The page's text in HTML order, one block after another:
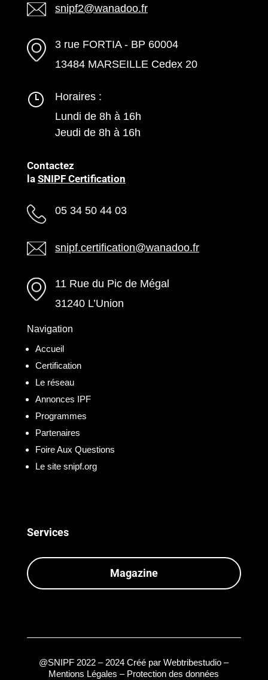
snipf2@wanadoo.fr
3 rue FORTIA - BP 60004
13484 MARSEILLE Cedex 20
Horaires :
Lundi de 8h à 16h
Jeudi de 8h à 16h
Contactez
la SNIPF Certification
05 34 50 44 03
snipf.certification@wanadoo.fr
11 Rue du Pic de Mégal
31240 L’Union
Navigation
Accueil
Certification
Le réseau
Annonces IPF
Programmes
Partenaires
Foire Aux Questions
Le site snipf.org
Services
Magazine
@SNIPF 2022 – 2024 Créé parWebtribestudio –
Mentions Légales – Protection des données